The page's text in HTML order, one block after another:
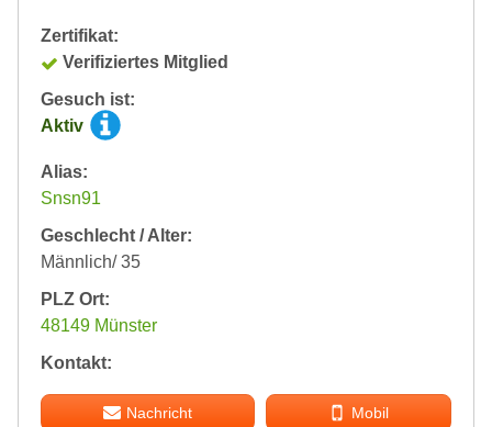
Zertifikat:
Verifiziertes Mitglied
Gesuch ist:
Aktiv
Alias:
Snsn91
Geschlecht / Alter:
Männlich/ 35
PLZ Ort:
48149 Münster
Kontakt:
Nachricht Mobil